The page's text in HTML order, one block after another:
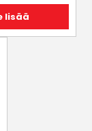
lisää